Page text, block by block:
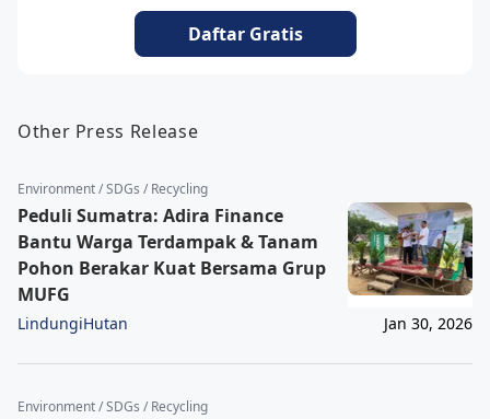
Daftar Gratis
Other Press Release
Environment / SDGs / Recycling
Peduli Sumatra: Adira Finance
Bantu Warga Terdampak & Tanam
Pohon Berakar Kuat Bersama Grup
MUFG
LindungiHutan Jan 30, 2026
Environment / SDGs / Recycling